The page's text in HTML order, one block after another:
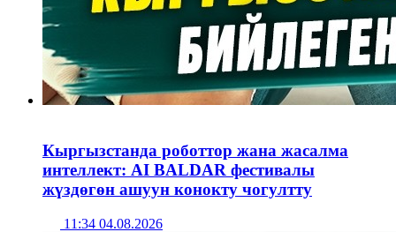
Кыргызстанда роботтор жана жасалма
интеллект: AI BALDAR фестивалы
жүздөгөн ашуун конокту чогултту
11:34 04.08.2026